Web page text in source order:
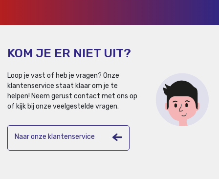
KOM JE ER NIET UIT?
Loop je vast of heb je vragen? Onze
klantenservice staat klaar om je te
helpen! Neem gerust contact met ons op
of kijk bij onze veelgestelde vragen.
Naar onze klantenservice